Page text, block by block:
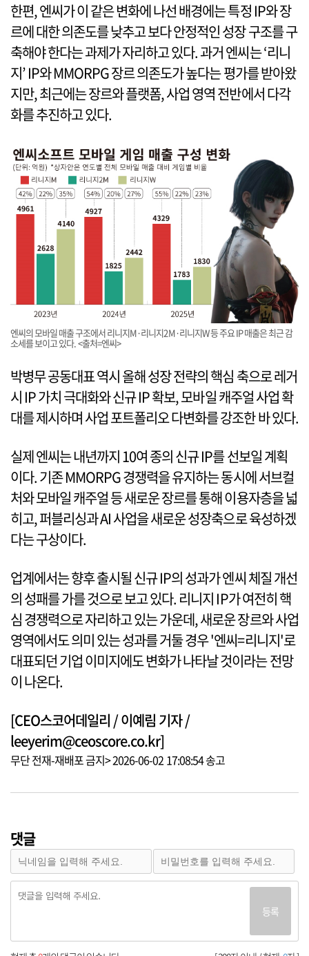
한편, 엔씨가 이 같은 변화에 나선 배경에는 특정 IP와 장
르에 대한 의존도를 낮추고 보다 안정적인 성장 구조를 구
축해야 한다는 과제가 자리하고 있다. 과거 엔씨는 ‘리니
지’ IP와 MMORPG 장르 의존도가 높다는 평가를 받아왔
지만, 최근에는 장르와 플랫폼, 사업 영역 전반에서 다각
화를 추진하고 있다.
엔씨의 모바일 매출 구조에서 리니지M·리니지2M·리니지W 등 주요 IP 매출은 최근 감
소세를 보이고 있다. <출처=엔씨>
박병무 공동대표 역시 올해 성장 전략의 핵심 축으로 레거
시 IP 가치 극대화와 신규 IP 확보, 모바일 캐주얼 사업 확
대를 제시하며 사업 포트폴리오 다변화를 강조한 바 있다.
실제 엔씨는 내년까지 10여 종의 신규 IP를 선보일 계획
이다. 기존 MMORPG 경쟁력을 유지하는 동시에 서브컬
처와 모바일 캐주얼 등 새로운 장르를 통해 이용자층을 넓
히고, 퍼블리싱과 AI 사업을 새로운 성장축으로 육성하겠
다는 구상이다.
업계에서는 향후 출시될 신규 IP의 성과가 엔씨 체질 개선
의 성패를 가를 것으로 보고 있다. 리니지 IP가 여전히 핵
심 경쟁력으로 자리하고 있는 가운데, 새로운 장르와 사업
영역에서도 의미 있는 성과를 거둘 경우 '엔씨=리니지'로
대표되던 기업 이미지에도 변화가 나타날 것이라는 전망
이 나온다.
[CEO스코어데일리 / 이예림 기자 /
leeyerim@ceoscore.co.kr]
무단 전재-재배포 금지> 2026-06-02 17:08:54 송고
댓글
등록